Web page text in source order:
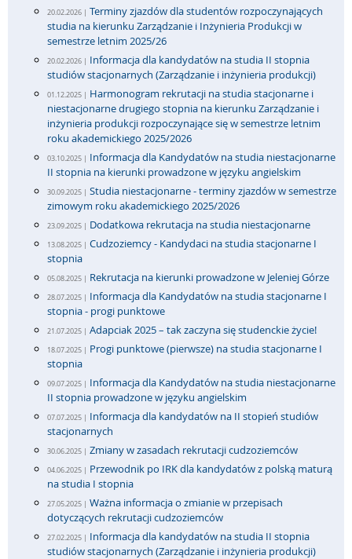
20.02.2026 | Terminy zjazdów dla studentów rozpoczynających
studia na kierunku Zarządzanie i Inżynieria Produkcji w
semestrze letnim 2025/26
20.02.2026 | Informacja dla kandydatów na studia II stopnia
studiów stacjonarnych (Zarządzanie i inżynieria produkcji)
01.12.2025 | Harmonogram rekrutacji na studia stacjonarne i
niestacjonarne drugiego stopnia na kierunku Zarządzanie i
inżynieria produkcji rozpoczynające się w semestrze letnim
roku akademickiego 2025/2026
03.10.2025 | Informacja dla Kandydatów na studia niestacjonarne
II stopnia na kierunki prowadzone w języku angielskim
30.09.2025 | Studia niestacjonarne - terminy zjazdów w semestrze
zimowym roku akademickiego 2025/2026
23.09.2025 | Dodatkowa rekrutacja na studia niestacjonarne
13.08.2025 | Cudzoziemcy - Kandydaci na studia stacjonarne I
stopnia
05.08.2025 | Rekrutacja na kierunki prowadzone w Jeleniej Górze
28.07.2025 | Informacja dla Kandydatów na studia stacjonarne I
stopnia - progi punktowe
21.07.2025 | Adapciak 2025 – tak zaczyna się studenckie życie!
18.07.2025 | Progi punktowe (pierwsze) na studia stacjonarne I
stopnia
09.07.2025 | Informacja dla Kandydatów na studia niestacjonarne
II stopnia prowadzone w języku angielskim
07.07.2025 | Informacja dla kandydatów na II stopień studiów
stacjonarnych
30.06.2025 | Zmiany w zasadach rekrutacji cudzoziemców
04.06.2025 | Przewodnik po IRK dla kandydatów z polską maturą
na studia I stopnia
27.05.2025 | Ważna informacja o zmianie w przepisach
dotyczących rekrutacji cudzoziemców
27.02.2025 | Informacja dla kandydatów na studia II stopnia
studiów stacjonarnych (Zarządzanie i inżynieria produkcji)